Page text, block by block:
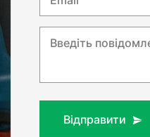
Введіть
Відправити